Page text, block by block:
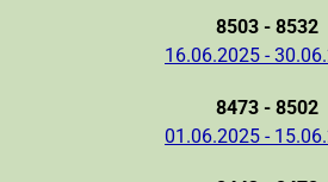
8503 - 8532
16.06.2025 -
8473 - 8502
01.06.2025 -